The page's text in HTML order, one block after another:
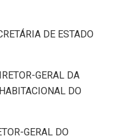
DE ESTADO
GERAL DA
DO
GERAL DO